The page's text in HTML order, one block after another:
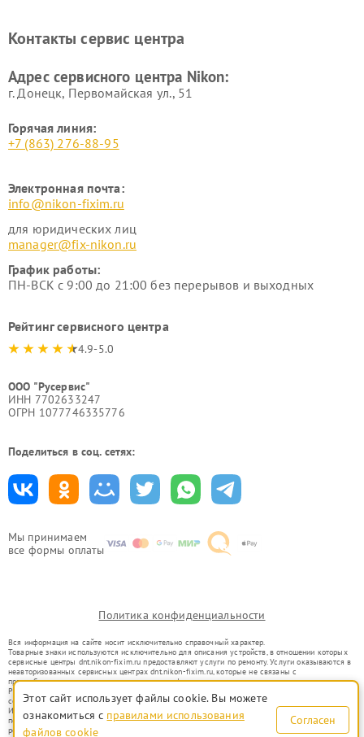
Мы принимаем
все формы оплаты
Контакты сервис центра
Адрес сервисного центра Nikon:
г. Донецк, Первомайская ул., 51
Горячая линия:
+7 (863) 276-88-95
Электронная почта:
info@nikon-fixim.ru
для юридических лиц
manager@fix-nikon.ru
График работы:
ПН-ВСК с 9:00 до 21:00 без перерывов и выходных
Рейтинг сервисного центра
4.9-5.0
ООО "Русервис"
ИНН 7702633247
ОГРН 1077746335776
Поделиться в соц. сетях:
Политика конфиденциальности
Вся информация на сайте носит исключительно справочный характер.
Товарные знаки используются исключительно для описания устройств, в отношении которых
сервисные центры dnt.nikon-fixim.ru предоставляют услуги по ремонту. Услуги оказываются в
неавторизованных сервисных центрах dnt.nikon-fixim.ru, которые не связаны с
правообладателями товарных знаков или их официальными представителями.
Ремонт осуществляется для устройств, уже введенных в гражданский оборот в соответствии
со статьей 1487 ГК РФ.
Использование товарных знаков не преследует цели индивидуализации услуг или введения
потребителей в заблуждение, а служит для информирования о предоставляемых услугах по
ремонту техники указанных брендов.
Этот сайт использует файлы cookie. Вы можете
ознакомиться с правилами использования
файлов cookie
Согласен